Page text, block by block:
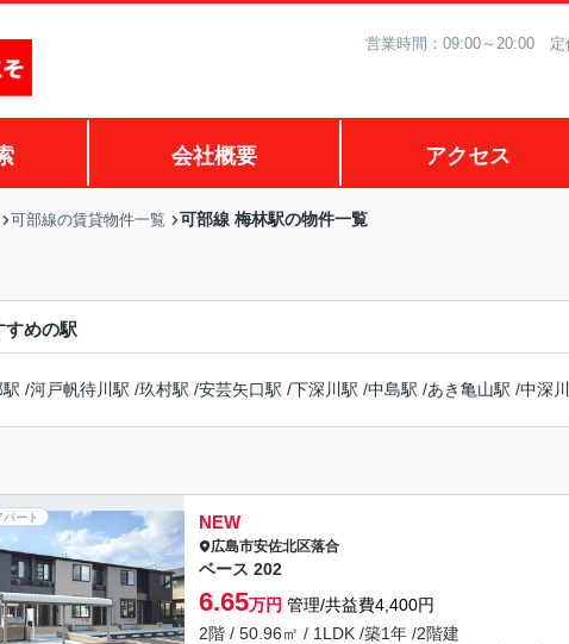
営業時間：09:00～20:00 定
会社概要 アクセス
可部線の賃貸物件一覧 可部線 梅林駅の物件一覧
すめの駅
/河戸帆待川駅 /玖村駅 /安芸矢口駅 /下深川駅 /中島駅 /あき亀山駅 /中深
パート NEW
広島市安佐北区落合
ベース 202
6.65万円 管理/共益費4,400円
2階 / 50.96㎡ / 1LDK /築1年 /2階建